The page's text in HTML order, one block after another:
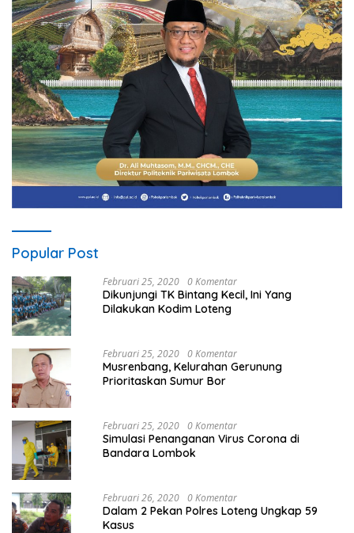
Popular Post
Februari 25, 2020 0 Komentar
Dikunjungi TK Bintang Kecil, Ini Yang
Dilakukan Kodim Loteng
Februari 25, 2020 0 Komentar
Musrenbang, Kelurahan Gerunung
Prioritaskan Sumur Bor
Februari 25, 2020 0 Komentar
Simulasi Penanganan Virus Corona di
Bandara Lombok
Februari 26, 2020 0 Komentar
Dalam 2 Pekan Polres Loteng Ungkap 59
Kasus